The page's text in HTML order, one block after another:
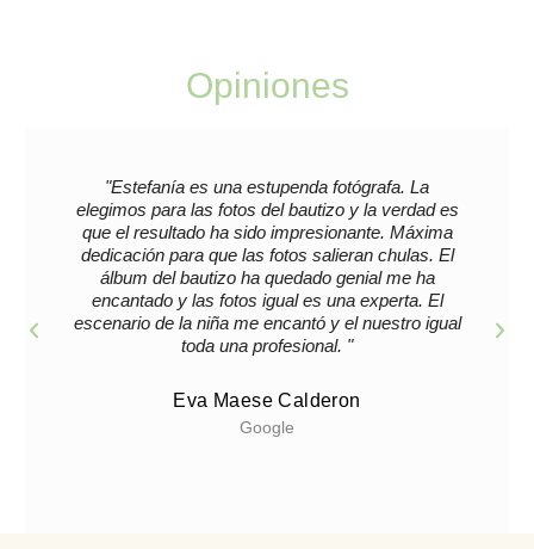
Opiniones
"Estefanía es una estupenda fotógrafa. La
elegimos para las fotos del bautizo y la verdad es
que el resultado ha sido impresionante. Máxima
dedicación para que las fotos salieran chulas. El
álbum del bautizo ha quedado genial me ha
encantado y las fotos igual es una experta. El
escenario de la niña me encantó y el nuestro igual
toda una profesional. "
Eva Maese Calderon
Google